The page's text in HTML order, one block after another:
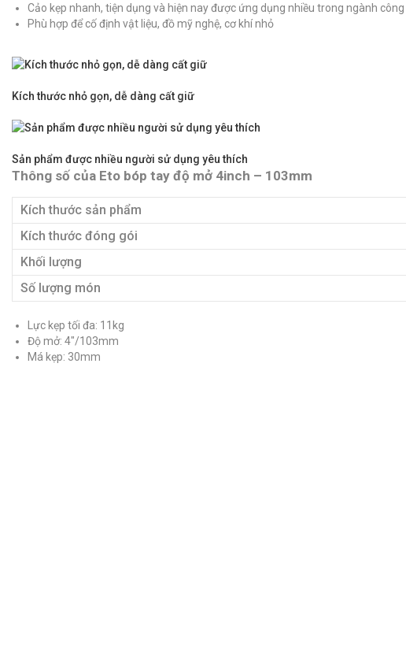
Cảo kẹp nhanh, tiện dụng và hiện nay được ứng dụng nhiều trong ngành
Phù hợp để cố định vật liệu, đồ mỹ nghệ, cơ khí nhỏ
Kích thước nhỏ gọn, dễ dàng cất giữ
Sản phẩm được nhiều người sử dụng yêu thích
Thông số của Eto bóp tay độ mở 4inch – 103mm
Kích thước sản phẩm
Kích thước đóng gói
Khối lượng
Số lượng món
Lực kẹp tối đa: 11kg
Độ mở: 4″/103mm
Má kẹp: 30mm